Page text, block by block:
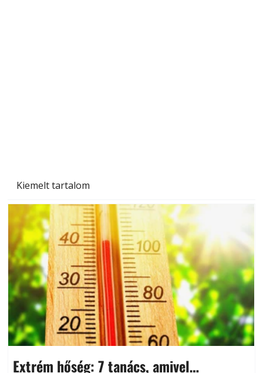
Kiemelt tartalom
Extrém hőség: 7 tanács, amivel